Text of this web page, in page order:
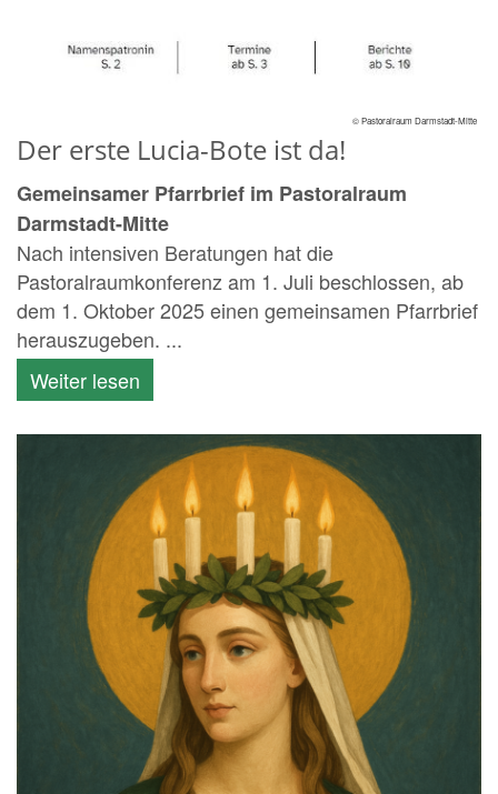
© Pastoralraum Darmstadt-Mitte
Der erste Lucia-Bote ist da!
Gemeinsamer Pfarrbrief im Pastoralraum
Darmstadt-Mitte
Nach intensiven Beratungen hat die
Pastoralraumkonferenz am 1. Juli beschlossen, ab
dem 1. Oktober 2025 einen gemeinsamen Pfarrbrief
herauszugeben. ...
Weiter lesen